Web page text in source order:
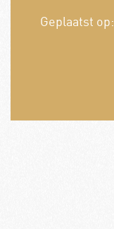
Geplaatst op: